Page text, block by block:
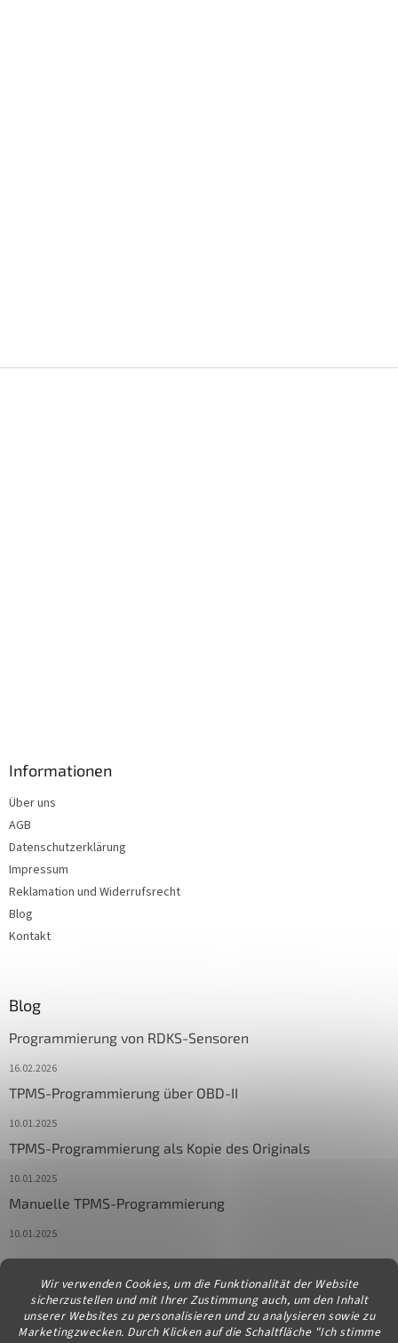
Wir verwenden Cookies, um die Funktionalität der Website
sicherzustellen und mit Ihrer Zustimmung auch, um den Inhalt
unserer Websites zu personalisieren und zu analysieren sowie zu
Marketingzwecken. Durch Klicken auf die Schaltfläche "Ich stimme
Informationen
Über uns
AGB
Datenschutzerklärung
Impressum
Reklamation und Widerrufsrecht
Blog
Kontakt
Blog
Programmierung von RDKS-Sensoren
16.02.2026
TPMS-Programmierung über OBD-II
10.01.2025
TPMS-Programmierung als Kopie des Originals
10.01.2025
Manuelle TPMS-Programmierung
10.01.2025
Kontakt
info@diagstore.at